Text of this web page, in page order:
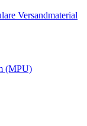
Versandmaterial
(MPU)